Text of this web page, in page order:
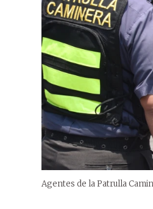
Agentes de la Patrulla